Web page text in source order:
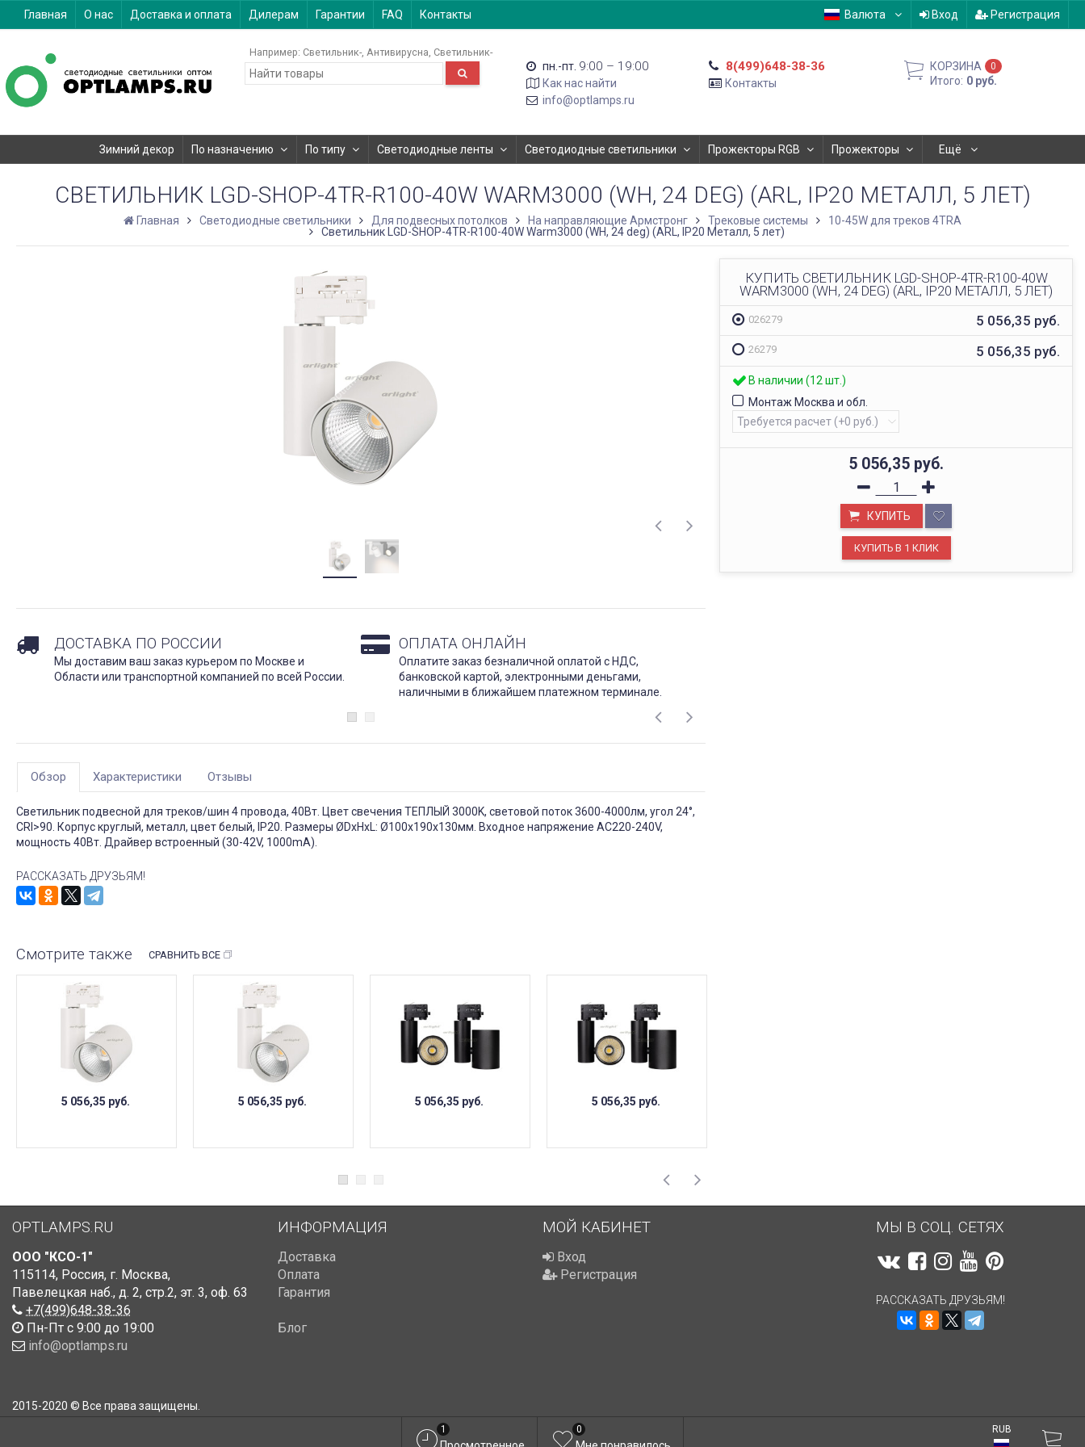
Главная О нас Доставка и оплата Дилерам Гарантии FAQ Контакты Валюта Вход Регистрация
Например: Светильник- Антивирусна Светильник-
пн.-пт. 9:00 – 19:00
Как нас найти
info@optlamps.ru
8(499)648-38-36
Контакты
КОРЗИНА 0
Итого: 0 руб.
Зимний декор По назначению По типу Светодиодные ленты Светодиодные светильники Прожекторы RGB Прожекторы Ещё
СВЕТИЛЬНИК LGD-SHOP-4TR-R100-40W WARM3000 (WH, 24 DEG) (ARL, IP20 МЕТАЛЛ, 5 ЛЕТ)
Главная Светодиодные светильники Для подвесных потолков На направляющие Армстронг Трековые системы
10-45W для треков 4TRA
Светильник LGD-SHOP-4TR-R100-40W Warm3000 (WH, 24 deg) (ARL, IP20 Металл, 5 лет)
КУПИТЬ СВЕТИЛЬНИК LGD-SHOP-4TR-R100-40W
WARM3000 (WH, 24 DEG) (ARL, IP20 МЕТАЛЛ, 5 ЛЕТ)
026279 5 056,35 руб.
26279 5 056,35 руб.
В наличии (12 шт.)
Монтаж Москва и обл.
5 056,35 руб.
КУПИТЬ
ДОСТАВКА ПО РОССИИ
Мы доставим ваш заказ курьером по Москве и
Области или транспортной компанией по всей России.
ОПЛАТА ОНЛАЙН
Оплатите заказ безналичной оплатой с НДС,
банковской картой, электронными деньгами,
наличными в ближайшем платежном терминале.
Обзор Характеристики Отзывы
Светильник подвесной для треков/шин 4 провода, 40Вт. Цвет свечения ТЕПЛЫЙ 3000K, световой поток 3600-4000лм, угол 24°,
CRI>90. Корпус круглый, металл, цвет белый, IP20. Размеры ØDxHxL: Ø100х190х130мм. Входное напряжение AC220-240V,
мощность 40Вт. Драйвер встроенный (30-42V, 1000mA).
РАССКАЗАТЬ ДРУЗЬЯМ!
Смотрите также СРАВНИТЬ ВСЕ
5 056,35 руб. 5 056,35 руб. 5 056,35 руб. 5 056,35 руб.
OPTLAMPS.RU
ООО "КСО-1"
115114, Россия, г. Москва,
Павелецкая наб., д. 2, стр.2, эт. 3, оф. 63
+7(499)648-38-36
Пн-Пт с 9:00 до 19:00
info@optlamps.ru
ИНФОРМАЦИЯ
Доставка
Оплата
Гарантия
Блог
МОЙ КАБИНЕТ
Вход
Регистрация
МЫ В СОЦ. СЕТЯХ
РАССКАЗАТЬ ДРУЗЬЯМ!
2015-2020 © Все права защищены.
1 0 RUB